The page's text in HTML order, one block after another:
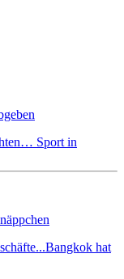
Sport in
hat